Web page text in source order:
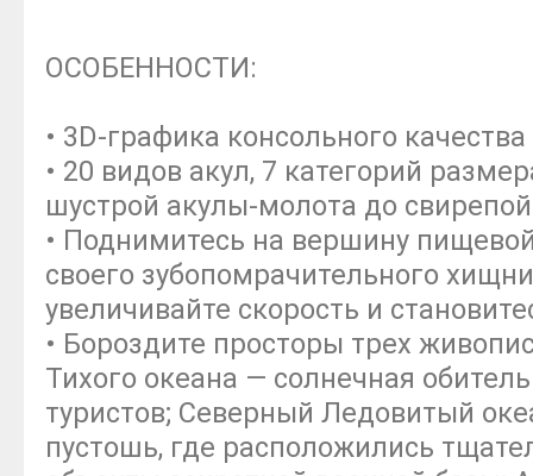
ОСОБЕННОСТИ:
• 3D-графика консольного качества
• 20 видов акул, 7 категорий
шустрой акулы-молота до
• Поднимитесь на вершину
своего зубопомрачительного
увеличивайте скорость и
• Бороздите просторы трех
Тихого океана — солнечная
туристов; Северный Ледовитый
пустошь, где расположились